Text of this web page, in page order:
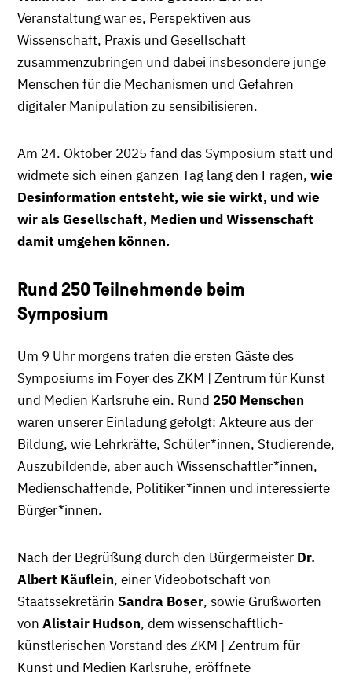
Veranstaltung war es, Perspektiven aus
Wissenschaft, Praxis und Gesellschaft
zusammenzubringen und dabei insbesondere junge
Menschen für die Mechanismen und Gefahren
digitaler Manipulation zu sensibilisieren.
Am 24. Oktober 2025 fand das Symposium statt und
widmete sich einen ganzen Tag lang den Fragen, wie
Desinformation entsteht, wie sie wirkt, und wie
wir als Gesellschaft, Medien und Wissenschaft
damit umgehen können.
Rund 250 Teilnehmende beim
Symposium
Um 9 Uhr morgens trafen die ersten Gäste des
Symposiums im Foyer des ZKM | Zentrum für Kunst
und Medien Karlsruhe ein. Rund 250 Menschen
waren unserer Einladung gefolgt: Akteure aus der
Bildung, wie Lehrkräfte, Schüler*innen, Studierende,
Auszubildende, aber auch Wissenschaftler*innen,
Medienschaffende, Politiker*innen und interessierte
Bürger*innen.
Nach der Begrüßung durch den Bürgermeister Dr.
Albert Käuflein, einer Videobotschaft von
Staatssekretärin Sandra Boser, sowie Grußworten
von Alistair Hudson, dem wissenschaftlich-
künstlerischen Vorstand des ZKM | Zentrum für
Kunst und Medien Karlsruhe, eröffnete